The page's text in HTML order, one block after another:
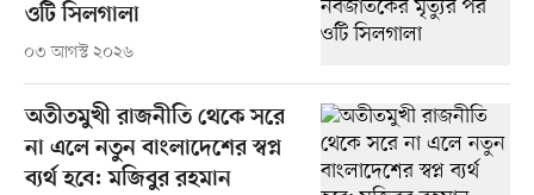
ওটি সিলগালা
০৩ আগস্ট ২০২৬
অতীতমুখী রাজনীতি থেকে সরে
না এলে নতুন বাংলাদেশের স্বপ্ন
ব্যর্থ হবে: মজিবুর রহমান